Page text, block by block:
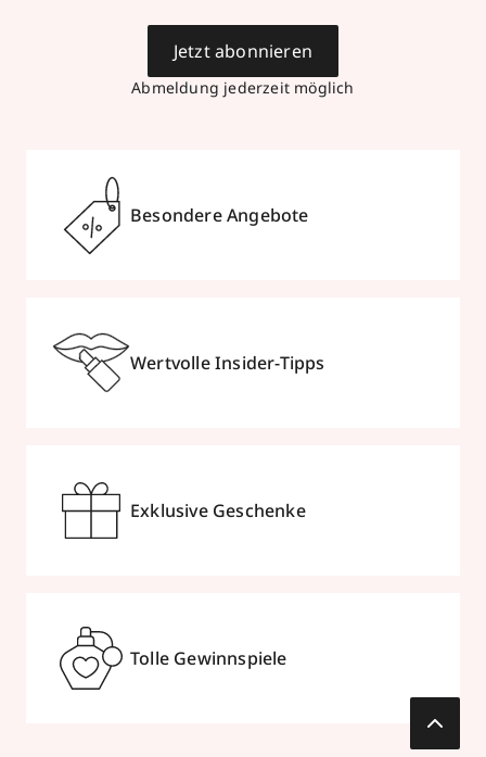
Abmeldung jederzeit möglich
Jetzt abonnieren
Besondere Angebote
Wertvolle Insider-Tipps
Exklusive Geschenke
Tolle Gewinnspiele